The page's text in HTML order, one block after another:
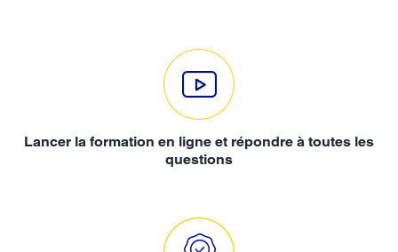
Lancer la formation en ligne et répondre à toutes les
questions